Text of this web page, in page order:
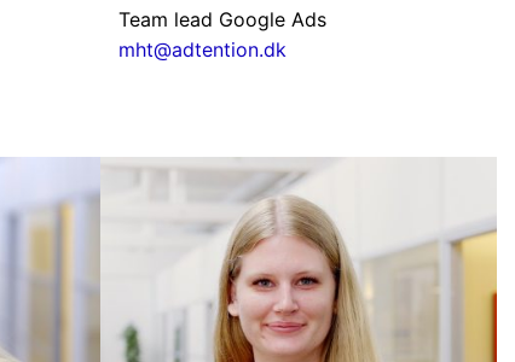
Team lead Google Ads
mht@adtention.dk